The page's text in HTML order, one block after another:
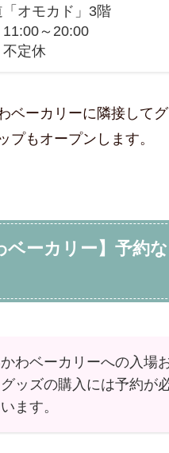
オモカド」3階
～20:00
定休
ベーカリーに隣接して
プもオープンします。
ベーカリー】予約
わベーカリーへの入場
ッズの購入には予約が
ます。